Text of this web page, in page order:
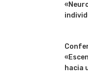
hacia